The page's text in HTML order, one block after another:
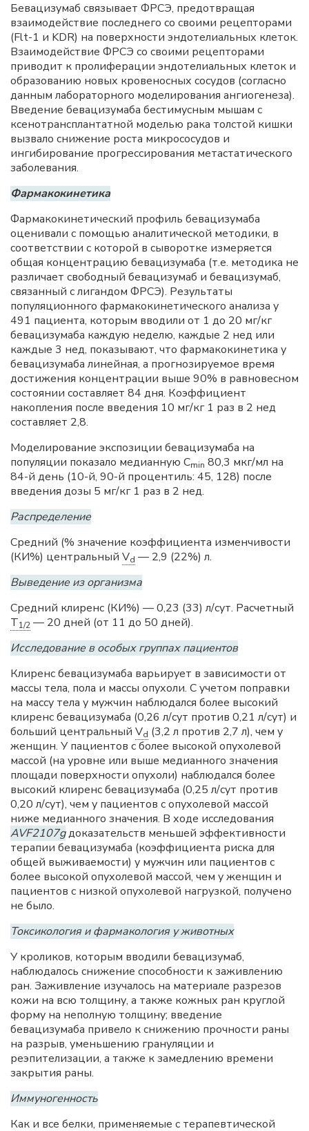
Бевацизумаб связывает ФРСЭ, предотвращая
взаимодействие последнего со своими рецепторами
(Flt-1 и KDR) на поверхности эндотелиальных клеток.
Взаимодействие ФРСЭ со своими рецепторами
приводит к пролиферации эндотелиальных клеток и
образованию новых кровеносных сосудов (согласно
данным лабораторного моделирования ангиогенеза).
Введение бевацизумаба бестимусным мышам с
ксенотрансплантатной моделью рака толстой кишки
вызвало снижение роста микрососудов и
ингибирование прогрессирования метастатического
заболевания.
Фармакокинетика
Фармакокинетический профиль бевацизумаба
оценивали с помощью аналитической методики, в
соответствии с которой в сыворотке измеряется
общая концентрацию бевацизумаба (т.е. методика не
различает свободный бевацизумаб и бевацизумаб,
связанный с лигандом ФРСЭ). Результаты
популяционного фармакокинетического анализа у
491 пациента, которым вводили от 1 до 20 мг/кг
бевацизумаба каждую неделю, каждые 2 нед или
каждые 3 нед, показывают, что фармакокинетика у
бевацизумаба линейная, а прогнозируемое время
достижения концентрации выше 90% в равновесном
состоянии составляет 84 дня. Коэффициент
накопления после введения 10 мг/кг 1 раз в 2 нед
составляет 2,8.
Моделирование экспозиции бевацизумаба на
популяции показало медианную Cmin 80,3 мкг/мл на
84-й день (10-й, 90-й процентиль: 45, 128) после
введения дозы 5 мг/кг 1 раз в 2 нед.
Распределение
Средний (% значение коэффициента изменчивости
(КИ%) центральный Vd — 2,9 (22%) л.
Выведение из организма
Средний клиренс (КИ%) — 0,23 (33) л/сут. Расчетный
T1/2 — 20 дней (от 11 до 50 дней).
Исследование в особых группах пациентов
Клиренс бевацизумаба варьирует в зависимости от
массы тела, пола и массы опухоли. С учетом поправки
на массу тела у мужчин наблюдался более высокий
клиренс бевацизумаба (0,26 л/сут против 0,21 л/сут) и
больший центральный Vd (3,2 л против 2,7 л), чем у
женщин. У пациентов с более высокой опухолевой
массой (на уровне или выше медианного значения
площади поверхности опухоли) наблюдался более
высокий клиренс бевацизумаба (0,25 л/сут против
0,20 л/сут), чем у пациентов с опухолевой массой
ниже медианного значения. В ходе исследования
AVF2107gдоказательств меньшей эффективности
терапии бевацизумаба (коэффициента риска для
общей выживаемости) у мужчин или пациентов с
более высокой опухолевой массой, чем у женщин и
пациентов с низкой опухолевой нагрузкой, получено
не было.
Токсикология и фармакология у животных
У кроликов, которым вводили бевацизумаб,
наблюдалось снижение способности к заживлению
ран. Заживление изучалось на материале разрезов
кожи на всю толщину, а также кожных ран круглой
форму на неполную толщину; введение
бевацизумаба привело к снижению прочности раны
на разрыв, уменьшению грануляции и
реэпителизации, а также к замедлению времени
закрытия раны.
Иммуногенность
Как и все белки, применяемые с терапевтической